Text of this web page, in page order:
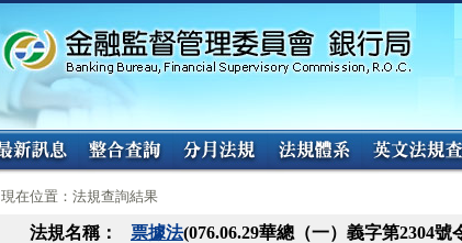
現在位置：法規查詢結果
法規名稱： 票據法(076.06.29華總（一）義字第2304號